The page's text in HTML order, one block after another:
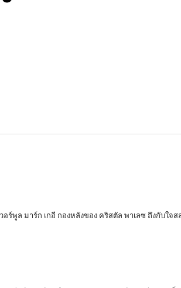
ร์พูล มาร์ก เกอี กองหลังของ คริสตัล พาเลซ ถึงกับใจ